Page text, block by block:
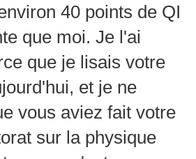
40 points de QI
que moi. Je l'ai
que je lisais votre
et je ne
vous aviez fait votre
sur la physique